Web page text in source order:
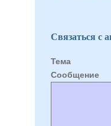
Связаться с
Тема
Cообщение